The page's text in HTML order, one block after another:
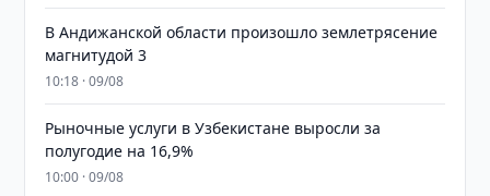
В Андижанской области произошло землетрясение
магнитудой 3
10:18 · 09/08
Рыночные услуги в Узбекистане выросли за
полугодие на 16,9%
10:00 · 09/08